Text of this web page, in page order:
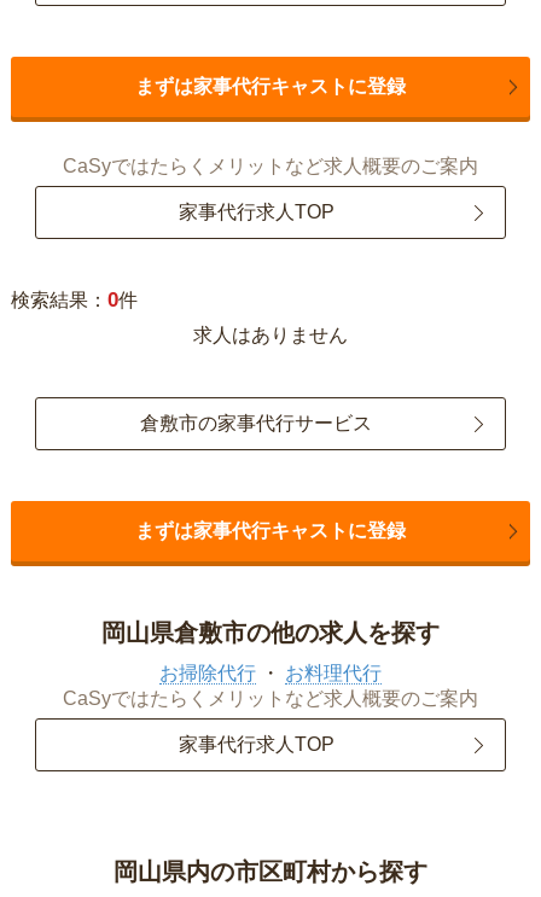
まずは家事代行キャストに登録
CaSyではたらくメリットなど求人概要のご案内
家事代行求人TOP
検索結果： 0件
求人はありません
倉敷市の家事代行サービス
まずは家事代行キャストに登録
岡山県倉敷市の他の求人を探す
お掃除代行
お料理代行
CaSyではたらくメリットなど求人概要のご案内
家事代行求人TOP
岡山県内の市区町村から探す